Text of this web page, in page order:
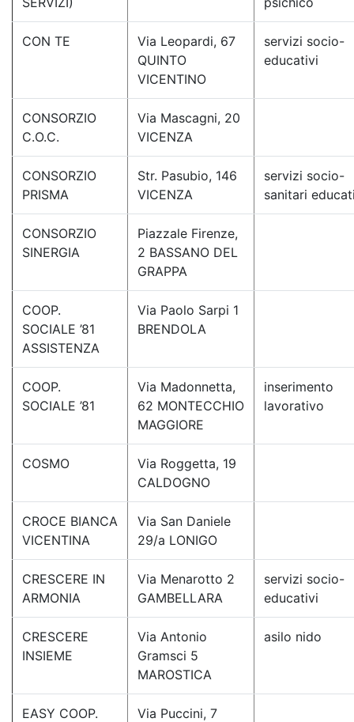
CON TE
Via Leopardi, 67
QUINTO
VICENTINO
servizi socio-
educativi
CONSORZIO
C.O.C.
Via Mascagni, 20
VICENZA
CONSORZIO
PRISMA
Str. Pasubio, 146
VICENZA
servizi socio-
sanitari
CONSORZIO
SINERGIA
Piazzale Firenze,
2 BASSANO DEL
GRAPPA
COOP.
SOCIALE ’81
ASSISTENZA
Via Paolo Sarpi 1
BRENDOLA
COOP.
SOCIALE ’81
Via Madonnetta,
62 MONTECCHIO
MAGGIORE
inserimento
lavorativo
COSMO
Via Roggetta, 19
CALDOGNO
CROCE BIANCA
VICENTINA
Via San Daniele
29/a LONIGO
CRESCERE IN
ARMONIA
Via Menarotto 2
GAMBELLARA
servizi socio-
educativi
CRESCERE
INSIEME
Via Antonio
Gramsci 5
MAROSTICA
asilo nido
EASY COOP.
Via Puccini, 7